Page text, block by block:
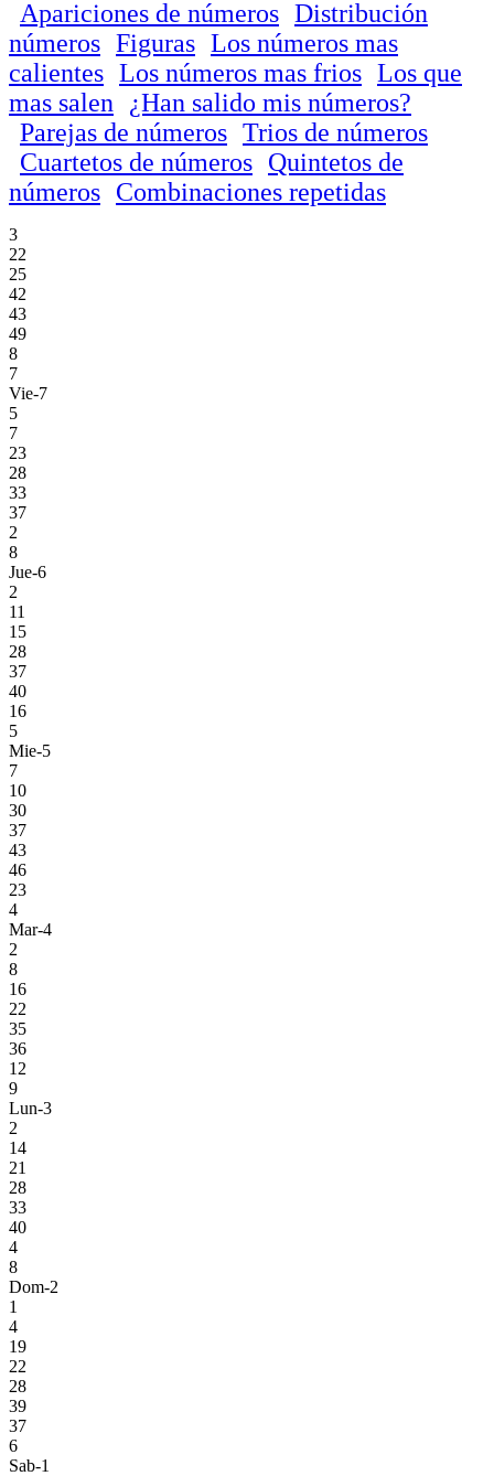
Apariciones de números Distribución
números Figuras Los números mas
calientes Los números mas frios Los que
mas salen
¿Han salido mis números?
Parejas de números Trios de números
Cuartetos de números Quintetos de
números Combinaciones repetidas
3
22
25
42
43
49
8
7
Vie-7
5
7
23
28
33
37
2
8
Jue-6
2
11
15
28
37
40
16
5
Mie-5
7
10
30
37
43
46
23
4
Mar-4
2
8
16
22
35
36
12
9
Lun-3
2
14
21
28
33
40
4
8
Dom-2
1
4
19
22
28
39
37
6
Sab-1